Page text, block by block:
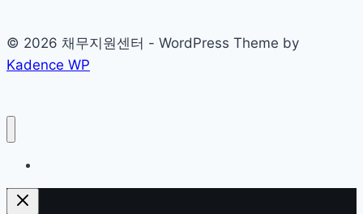
소
© 2026 채무지원센터 - WordPress Theme by
Kadence WP